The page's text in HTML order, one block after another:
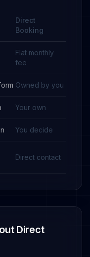
Direct
Booking
Flat monthly
fee
Owned by you
Your own
You decide
Direct contact
Direct